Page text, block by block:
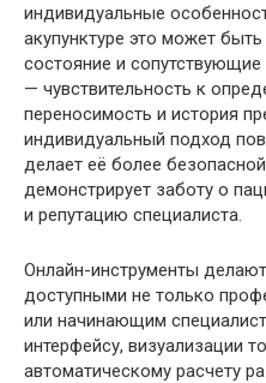
индивидуальные
акупунктуре это может
состояние и
— чувствительность к
переносимость и история
индивидуальный подход
делает её более
демонстрирует заботу о
и репутацию специалиста.
Онлайн-инструменты
доступными не только
или начинающим
интерфейсу, визуализации
автоматическому расчету